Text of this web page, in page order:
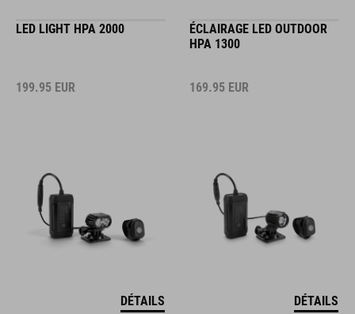
LED LIGHT HPA 2000
199.95 EUR
DÉTAILS
ÉCLAIRAGE LED OUTDOOR
HPA 1300
169.95 EUR
DÉTAILS